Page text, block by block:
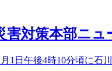
害対策本部ニュ
日午後4時10分頃に石